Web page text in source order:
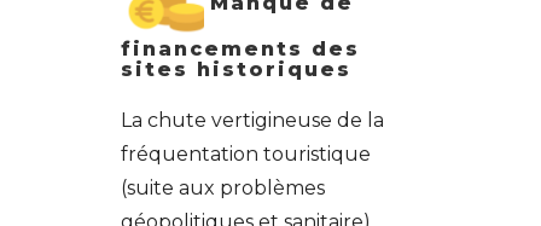
financements des
sites historiques
La chute vertigineuse de la
fréquentation touristique
(suite aux problèmes